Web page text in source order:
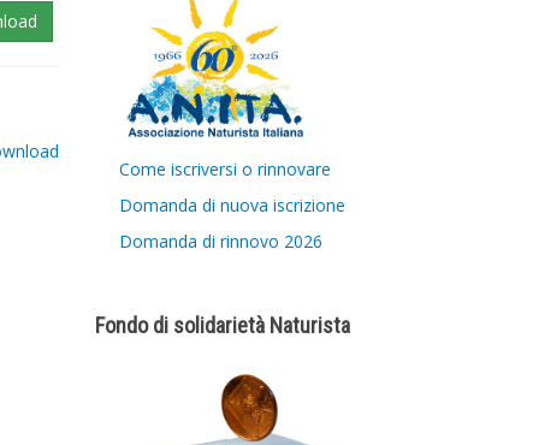
Come iscriversi o rinnovare
Domanda di nuova iscrizione
Domanda di rinnovo 2026
Fondo di solidarietà Naturista